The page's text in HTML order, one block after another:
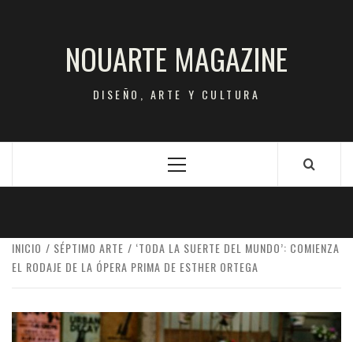
NOUARTE MAGAZINE
DISEÑO, ARTE Y CULTURA
Menú
INICIO SÉPTIMO ARTE
‘TODA LA SUERTE DEL MUNDO’: COMIENZA
EL RODAJE DE LA ÓPERA PRIMA DE ESTHER ORTEGA